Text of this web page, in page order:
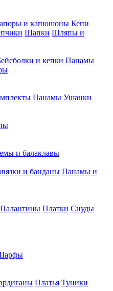
и капюшоны Кепи
Шапки Шляпы и
и кепки Панамы
Панамы Ушанки
и балаклавы
и банданы Панамы и
Палантины Платки Снуды
Платья Туники